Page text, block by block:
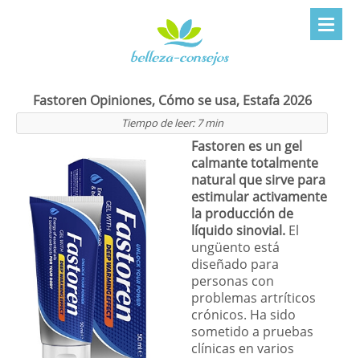
Fastoren Opiniones, Cómo se usa, Estafa 2026
Tiempo de leer: 7 min
Fastoren es un gel
calmante totalmente
natural que sirve para
estimular activamente
la producción de
líquido sinovial. El
ungüento está
diseñado para
personas con
problemas artríticos
crónicos. Ha sido
sometido a pruebas
clínicas en varios